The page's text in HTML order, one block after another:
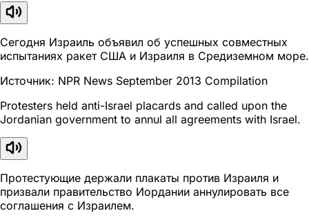
Сегодня Израиль объявил об успешных совместных
испытаниях ракет США и Израиля в Средиземном море.
Источник: NPR News September 2013 Compilation
Protesters held anti-Israel placards and called upon the
Jordanian government to annul all agreements with Israel.
Протестующие держали плакаты против Израиля и
призвали правительство Иордании аннулировать все
соглашения с Израилем.